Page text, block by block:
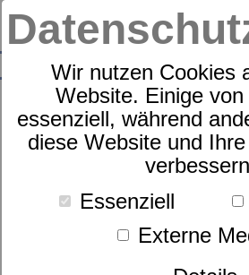
Wir nutzen Cookies
Website. Einige
essenziell, während
diese Website und
Essenziell
Externe
HAMAM Strandtuch